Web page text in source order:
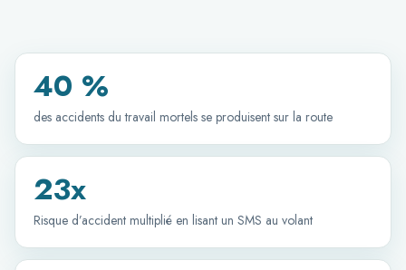
40 %
des accidents du travail mortels se produisent sur la route
23x
Risque d’accident multiplié en lisant un SMS au volant